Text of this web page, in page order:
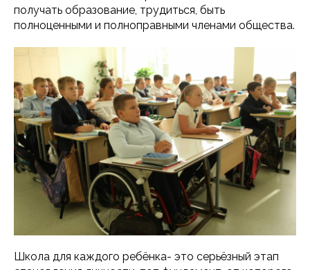
получать образование, трудиться, быть
полноценными и полноправными членами общества.
Школа для каждого ребёнка- это серьёзный этап